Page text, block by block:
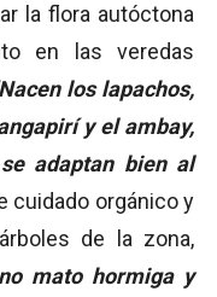
la flora autóctona
en las veredas
los lapachos,
y el ambay,
adaptan bien al
cuidado orgánico y
de la zona,
mato hormiga y